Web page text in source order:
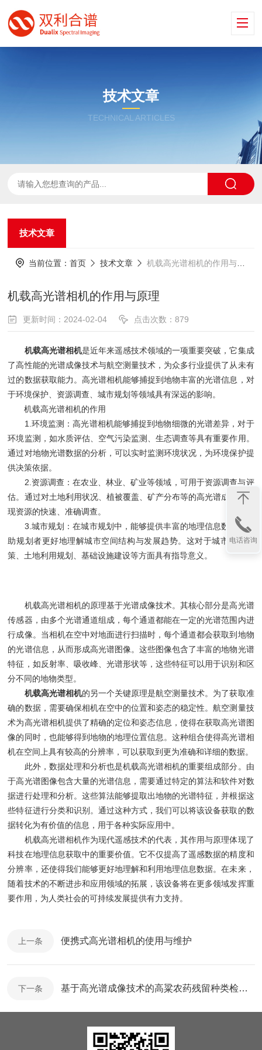
技术文章
TECHNICAL ARTICLES
技术文章
当前位置：首页 技术文章 机载高光谱相机的作用与原理
机载高光谱相机的作用与原理
更新时间：2024-02-04 点击次数：879
机载高光谱相机是近年来遥感技术领域的一项重要突破，它集成
了高性能的光谱成像技术与航空测量技术，为众多行业提供了从未有
过的数据获取能力。高光谱相机能够捕捉到地物丰富的光谱信息，对
于环境保护、资源调查、城市规划等领域具有深远的影响。
机载高光谱相机的作用
1.环境监测：高光谱相机能够捕捉到地物细微的光谱差异，对于
环境监测，如水质评估、空气污染监测、生态调查等具有重要作用。
通过对地物光谱数据的分析，可以实时监测环境状况，为环境保护提
供决策依据。
2.资源调查：在农业、林业、矿业等领域，可用于资源调查与评
估。通过对土地利用状况、植被覆盖、矿产分布等的高光谱成像，实
现资源的快速、准确调查。
3.城市规划：在城市规划中，能够提供丰富的地理信息数据，帮
助规划者更好地理解城市空间结构与发展趋势。这对于城市发展决
策、土地利用规划、基础设施建设等方面具有指导意义。
机载高光谱相机的原理基于光谱成像技术。其核心部分是高光谱
传感器，由多个光谱通道组成，每个通道都能在一定的光谱范围内进
行成像。当相机在空中对地面进行扫描时，每个通道都会获取到地物
的光谱信息，从而形成高光谱图像。这些图像包含了丰富的地物光谱
特征，如反射率、吸收峰、光谱形状等，这些特征可以用于识别和区
分不同的地物类型。
机载高光谱相机的另一个关键原理是航空测量技术。为了获取准
确的数据，需要确保相机在空中的位置和姿态的稳定性。航空测量技
术为高光谱相机提供了精确的定位和姿态信息，使得在获取高光谱图
像的同时，也能够得到地物的地理位置信息。这种组合使得高光谱相
机在空间上具有较高的分辨率，可以获取到更为准确和详细的数据。
此外，数据处理和分析也是机载高光谱相机的重要组成部分。由
于高光谱图像包含大量的光谱信息，需要通过特定的算法和软件对数
据进行处理和分析。这些算法能够提取出地物的光谱特征，并根据这
些特征进行分类和识别。通过这种方式，我们可以将该设备获取的数
据转化为有价值的信息，用于各种实际应用中。
机载高光谱相机作为现代遥感技术的代表，其作用与原理体现了
科技在地理信息获取中的重要价值。它不仅提高了遥感数据的精度和
分辨率，还使得我们能够更好地理解和利用地理信息数据。在未来，
随着技术的不断进步和应用领域的拓展，该设备将在更多领域发挥重
要作用，为人类社会的可持续发展提供有力支持。
上一条 便携式高光谱相机的使用与维护
下一条 基于高光谱成像技术的高粱农药残留种类检测研究
电话咨询